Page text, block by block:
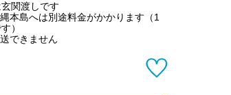
関渡しです
本島へは別途料金がかかります（1
）
できません